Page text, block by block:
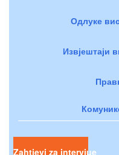
Одлуке
Извјештаји
Zahtjevi za intervjue